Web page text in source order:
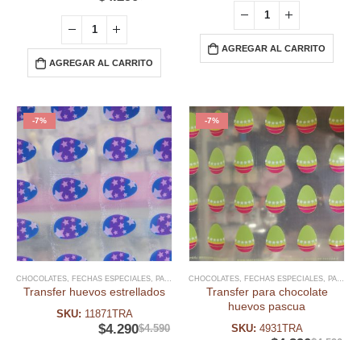
AGREGAR AL CARRITO
AGREGAR AL CARRITO
-7%
CHOCOLATES, FECHAS ESPECIALES, PASCUA RESURRECIÓN , SPRINKLES Y DECO PASCUA
Transfer huevos estrellados
SKU: 11871TRA
$4.590
$4.290
-7%
CHOCOLATES, FECHAS ESPECIALES, PASCUA RESURRECIÓN
Transfer para chocolate
huevos pascua
SKU: 4931TRA